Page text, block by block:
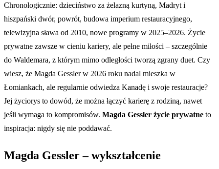
Chronologicznie: dzieciństwo za żelazną kurtyną, Madryt i
hiszpański dwór, powrót, budowa imperium restauracyjnego,
telewizyjna sława od 2010, nowe programy w 2025–2026. Życie
prywatne zawsze w cieniu kariery, ale pełne miłości – szczególnie
do Waldemara, z którym mimo odległości tworzą zgrany duet. Czy
wiesz, że Magda Gessler w 2026 roku nadal mieszka w
Łomiankach, ale regularnie odwiedza Kanadę i swoje restauracje?
Jej życiorys to dowód, że można łączyć karierę z rodziną, nawet
jeśli wymaga to kompromisów. Magda Gessler życie prywatne to
inspiracja: nigdy się nie poddawać.
Magda Gessler – wykształcenie